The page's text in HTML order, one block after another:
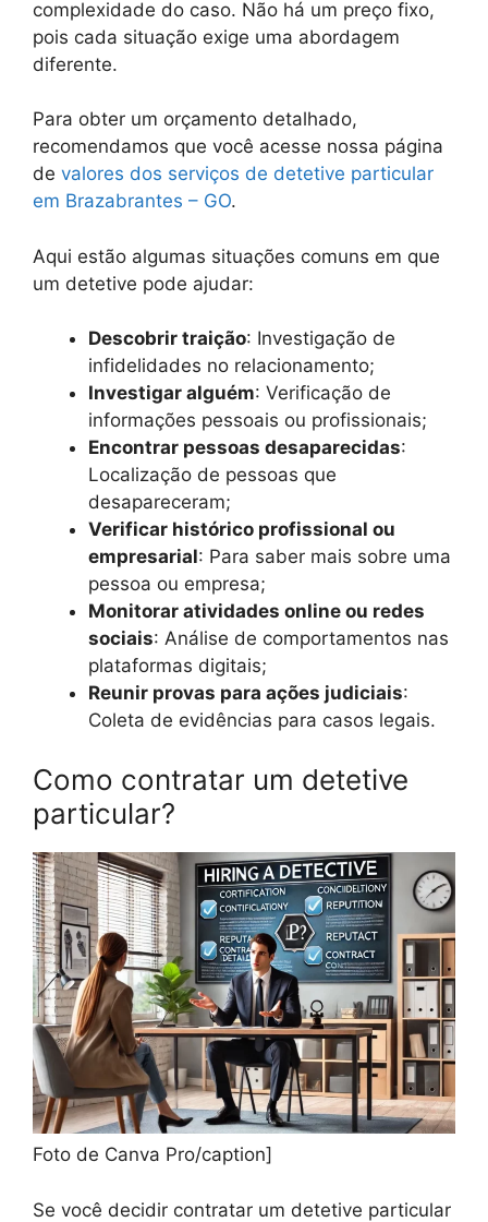
complexidade do caso. Não há um preço fixo,
pois cada situação exige uma abordagem
diferente.
Para obter um orçamento detalhado,
recomendamos que você acesse nossa página
de valores dos serviços de detetive particular
em Brazabrantes – GO.
Aqui estão algumas situações comuns em que
um detetive pode ajudar:
Descobrir traição: Investigação de
infidelidades no relacionamento;
Investigar alguém: Verificação de
informações pessoais ou profissionais;
Encontrar pessoas desaparecidas:
Localização de pessoas que
desapareceram;
Verificar histórico profissional ou
empresarial: Para saber mais sobre uma
pessoa ou empresa;
Monitorar atividades online ou redes
sociais: Análise de comportamentos nas
plataformas digitais;
Reunir provas para ações judiciais:
Coleta de evidências para casos legais.
Como contratar um detetive
particular?
Foto de Canva Pro/caption]
Se você decidir contratar um detetive particular